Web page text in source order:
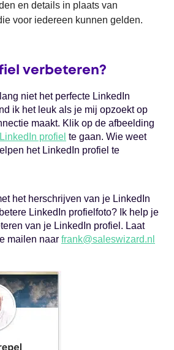
en details in plaats van
voor iedereen kunnen gelden.
verbeteren?
niet het perfecte LinkedIn
ik het leuk als je mij opzoekt op
maakt. Klik op de afbeelding
LinkedIn profiel te gaan. Wie weet
het LinkedIn profiel te
het herschrijven van je LinkedIn
LinkedIn profielfoto? Ik help je
van je LinkedIn profiel. Laat
mailen naar frank@saleswizard.nl